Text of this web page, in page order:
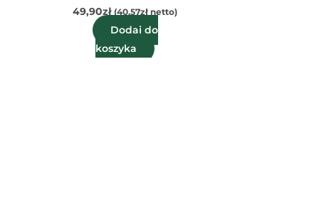
49,90zł (40,57zł netto)
Dodaj do
koszyka